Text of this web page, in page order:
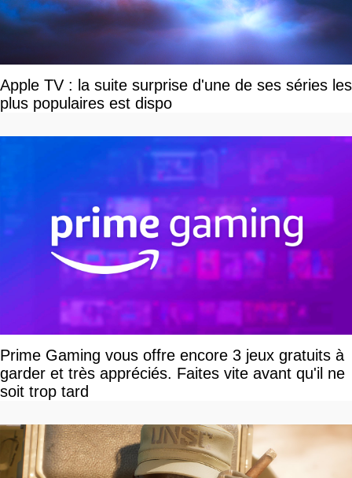
Apple TV : la suite surprise d'une de ses séries les
plus populaires est dispo
Prime Gaming vous offre encore 3 jeux gratuits à
garder et très appréciés. Faites vite avant qu'il ne
soit trop tard